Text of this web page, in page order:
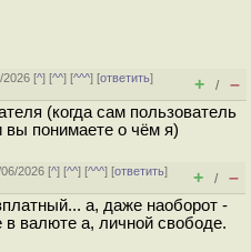
2026 [^] [^^] [^^^] [ответить]
+ / –
(когда сам пользователь
вы понимаете о чём я)
2026 [^] [^^] [^^^] [ответить]
+ / –
а, даже наоборот -
валюте а, личной свободе.